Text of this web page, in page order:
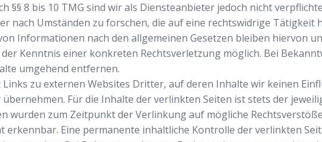
§§ 8 bis 10 TMG sind wir als Diensteanbieter jedoch nicht
nach Umständen zu forschen, die auf eine rechtswidrige Tätigkeit
Informationen nach den allgemeinen Gesetzen bleiben hiervon
Kenntnis einer konkreten Rechtsverletzung möglich. Bei
umgehend entfernen.
zu externen Websites Dritter, auf deren Inhalte wir keinen
Für die Inhalte der verlinkten Seiten ist stets der
wurden zum Zeitpunkt der Verlinkung auf mögliche
Eine permanente inhaltliche Kontrolle der verlinkten